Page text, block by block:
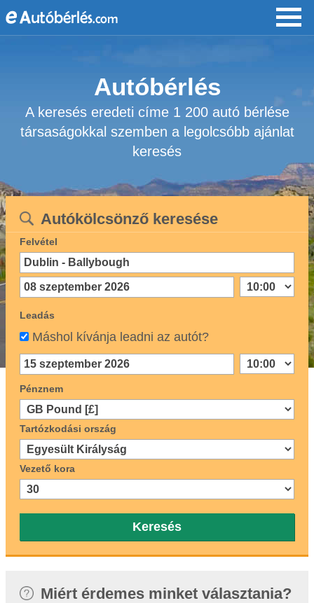
Autóbérlés
A keresés eredeti címe 1 200 autó bérlése
társaságokkal szemben a legolcsóbb ajánlat
keresés
Autókölcsönző keresése
Felvétel
Leadás
Máshol kívánja leadni az autót?
Pénznem
Tartózkodási ország
Vezető kora
Keresés
Miért érdemes minket választania?